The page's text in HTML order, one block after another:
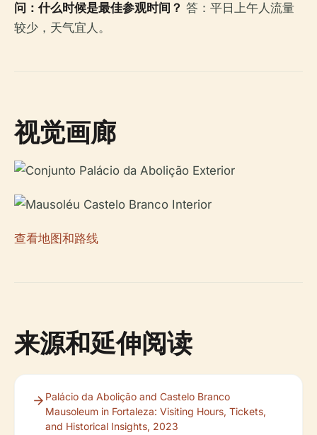
问：什么时候是最佳参观时间？ 答：平日上午人流量
较少，天气宜人。
视觉画廊
查看地图和路线
来源和延伸阅读
Palácio da Abolição and Castelo Branco
Mausoleum in Fortaleza: Visiting Hours, Tickets,
and Historical Insights, 2023